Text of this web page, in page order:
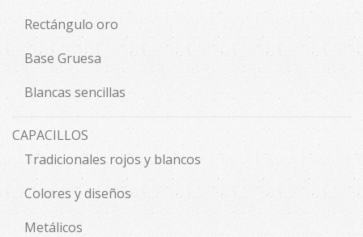
Rectángulo oro
Base Gruesa
Blancas sencillas
CAPACILLOS
Tradicionales rojos y blancos
Colores y diseños
Metálicos